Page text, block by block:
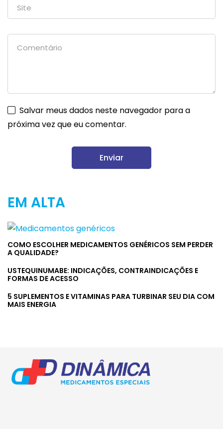
Salvar meus dados neste navegador para a
próxima vez que eu comentar.
EM ALTA
COMO ESCOLHER MEDICAMENTOS GENÉRICOS SEM PERDER
A QUALIDADE?
USTEQUINUMABE: INDICAÇÕES, CONTRAINDICAÇÕES E
FORMAS DE ACESSO
5 SUPLEMENTOS E VITAMINAS PARA TURBINAR SEU DIA COM
MAIS ENERGIA